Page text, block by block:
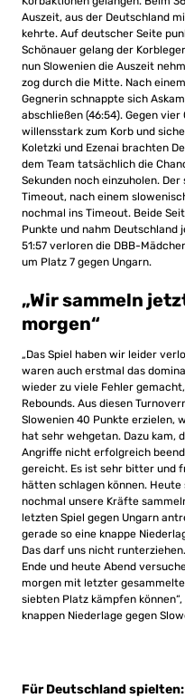
Auszeit, aus der Deutschland
kehrte. Auf deutscher Seite
Schönauer gelang der
nun Slowenien die Auszeit
zog durch die Mitte. Nach
Gegnerin schnappte sich
abschließen (46:54). Gegen
willensstark zum Korb und
Koletzki und Ezenai brachten
dem Team tatsächlich die
Sekunden noch einzuholen.
Timeout, nach einem
nochmal ins Timeout. Beide
Punkte und nahm Deutschland
51:57 verloren die DBB-
um Platz 7 gegen Ungarn.
„Wir sammeln
morgen“
„Das Spiel haben wir leider
waren auch erstmal das
wieder zu viele Fehler
Rebounds. Aus diesen
Slowenien 40 Punkte erzielen,
hat sehr wehgetan. Dazu kam,
Angriffe nicht erfolgreich
gereicht. Es ist sehr bitter und
hätten schlagen können.
nochmal unsere Kräfte
letzten Spiel gegen Ungarn
gerade so eine knappe
Das darf uns nicht
Ende und heute Abend
morgen mit letzter
siebten Platz kämpfen können“,
knappen Niederlage gegen
Für Deutschland spielten: